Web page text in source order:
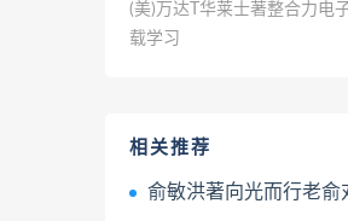
(美)万达T华莱士著整合力电
载学习
相关推荐
俞敏洪著向光而行老俞对谈录全二